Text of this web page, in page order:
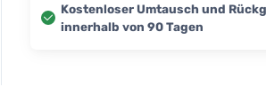
Kostenloser Umtausch und
innerhalb von 90 Tagen